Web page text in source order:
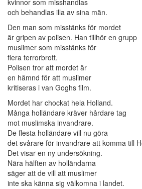
kvinnor som misshandlas
och behandlas illa av sina män.
Den man som misstänks för mordet
är gripen av polisen. Han tillhör en grupp
muslimer som misstänks för
flera terrorbrott.
Polisen tror att mordet är
en hämnd för att muslimer
kritiseras i van Goghs film.
Mordet har chockat hela Holland.
Många holländare kräver hårdare tag
mot muslimska invandrare.
De flesta holländare vill nu göra
det svårare för invandrare att komma till
Det visar en ny undersökning.
Nära hälften av holländarna
säger att de vill att muslimer
inte ska känna sig välkomna i landet.